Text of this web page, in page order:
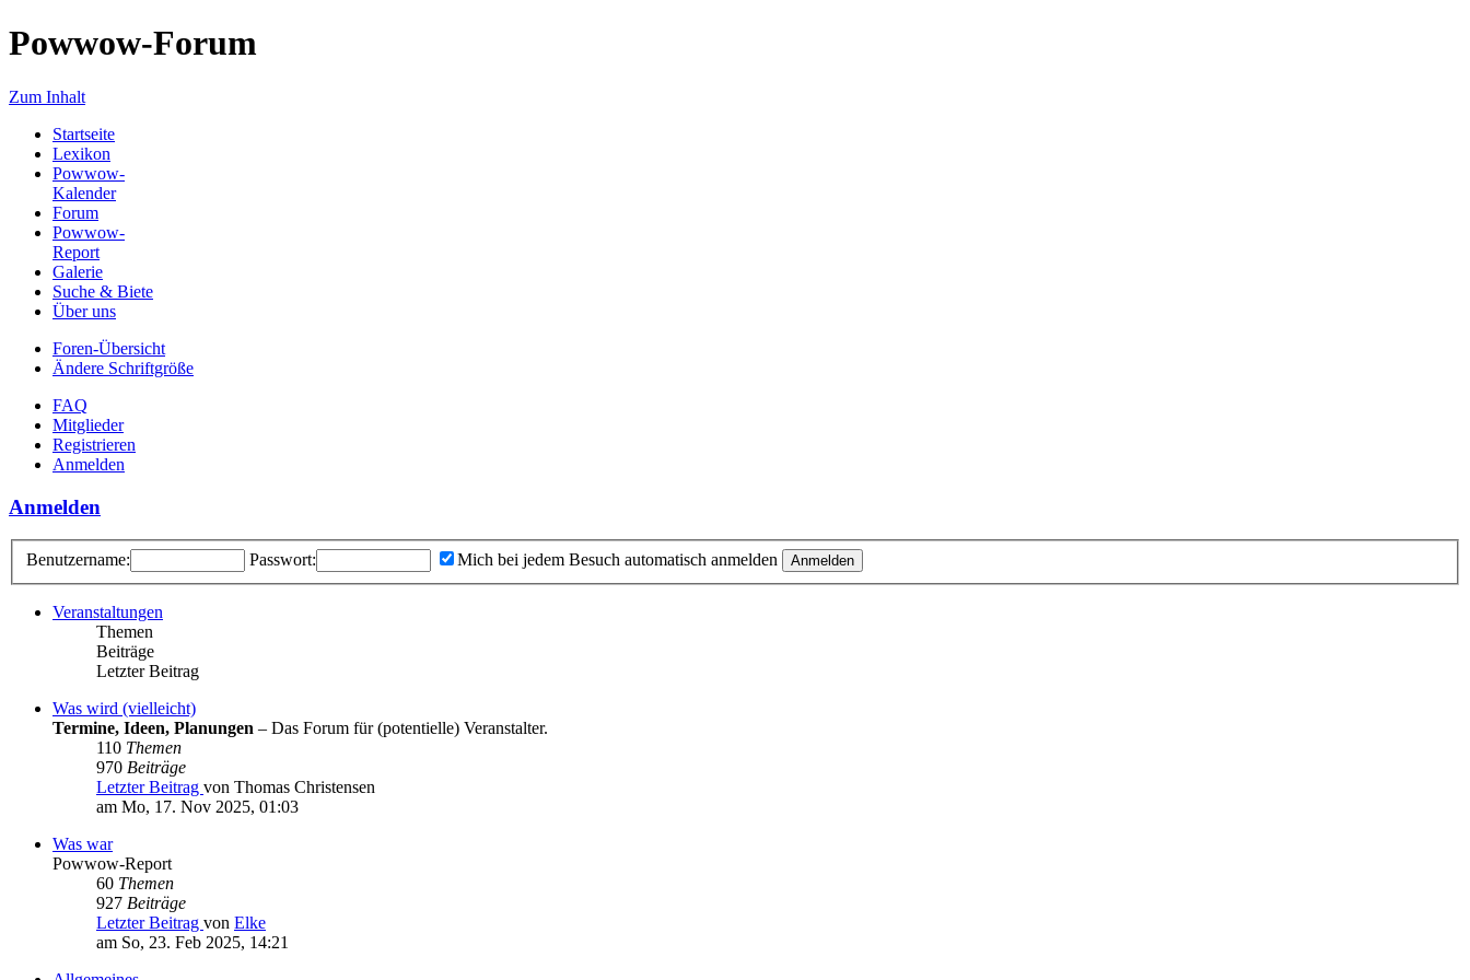
Powwow-Forum
Zum Inhalt
Startseite
Lexikon
Powwow-
Kalender
Forum
Powwow-
Report
Galerie
Suche & Biete
Über uns
Foren-Übersicht
Ändere Schriftgröße
FAQ
Mitglieder
Registrieren
Anmelden
Anmelden
Benutzername: Passwort: Mich bei jedem Besuch automatisch anmelden
Veranstaltungen
Themen
Beiträge
Letzter Beitrag
Was wird (vielleicht)
Termine, Ideen, Planungen – Das Forum für (potentielle) Veranstalter.
110 Themen
970 Beiträge
Letzter Beitrag von Thomas Christensen
am Mo, 17. Nov 2025, 01:03
Was war
Powwow-Report
60 Themen
927 Beiträge
Letzter Beitrag von Elke
am So, 23. Feb 2025, 14:21